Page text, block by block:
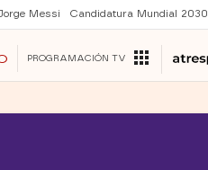
Messi Candidatura Mundial 2030
PROGRAMACIÓN TV